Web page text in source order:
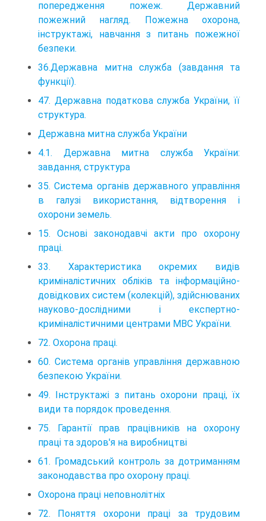
попередження пожеж. Державний
пожежний нагляд. Пожежна охорона,
інструктажі, навчання з питань пожежної
безпеки.
36.Державна митна служба (завдання та
функції).
47. Державна податкова служба України, її
структура.
Державна митна служба України
4.1. Державна митна служба України:
завдання, структура
35. Система органів державного управління
в галузі використання, відтворення і
охорони земель.
15. Основі законодавчі акти про охорону
праці.
33. Характеристика окремих видів
криміналістичних обліків та інформаційно-
довідкових систем (колекцій), здійснюваних
науково-дослідними і експертно-
криміналістичними центрами МВС України.
72. Охорона праці.
60. Система органів управління державною
безпекою України.
49. Інструктажі з питань охорони праці, їх
види та порядок проведення.
75. Гарантії прав працівників на охорону
праці та здоров'я на виробництві
61. Громадський контроль за дотриманням
законодавства про охорону праці.
Охорона праці неповнолітніх
72. Поняття охорони праці за трудовим